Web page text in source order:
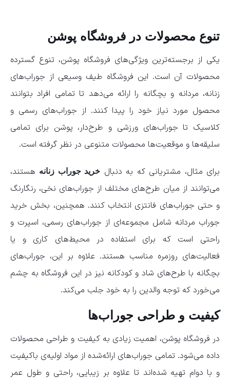
تنوع محصولات در فروشگاه پوشن
یکی از برجسته‌ترین ویژگی‌های فروشگاه پوشن، تنوع گسترده
محصولات آن است. این فروشگاه طیف وسیعی از جوراب‌های
زنانه، مردانه و بچگانه را ارائه می‌دهد تا تمامی افراد بتوانند
محصول مورد نیاز خود را پیدا کنند. از جوراب‌های رسمی و
کلاسیک تا جوراب‌های ورزشی و طرح‌دار، پوشن برای تمامی
سلیقه‌ها و موقعیت‌ها محصولات متنوعی در نظر گرفته است.
برای مثال، مشتریانی که به دنبال خرید جوراب زنانه هستند،
می‌توانند از میان طرح‌های مختلف از جوراب‌های نخی، رنگارنگ
و حتی جوراب‌های فانتزی انتخاب کنند. همچنین، بخش خرید
جوراب مردانه شامل مجموعه‌ای از جوراب‌های رسمی، اسپرت و
راحتی است که برای استفاده در محیط‌های کاری و یا
فعالیت‌های روزمره مناسب هستند. علاوه بر این، جوراب‌های
بچگانه با طرح‌های شاد و کودکانه نیز در این فروشگاه به چشم
می‌خورد که توجه والدین را به خود جلب می‌کند.
کیفیت و طراحی جوراب‌ها
در فروشگاه پوشن، اهمیت زیادی به کیفیت و طراحی محصولات
داده می‌شود. تمامی جوراب‌های ارائه‌شده از مواد اولیه‌ی باکیفیت
و با دوام تهیه شده‌اند تا علاوه بر زیبایی، راحتی و طول عمر